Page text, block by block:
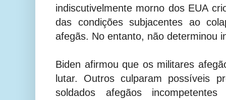
indiscutivelmente morno dos EUA
das condições subjacentes ao
afegãs. No entanto, não determinou
Biden afirmou que os militares
lutar. Outros culparam possíveis
soldados afegãos